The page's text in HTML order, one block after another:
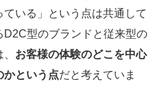
いる」という点は共通して
型のブランドと従来型の
お客様の体験のどこを中心
かという点だと考えていま